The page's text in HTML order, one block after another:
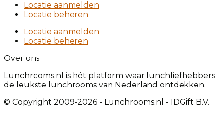
Locatie aanmelden
Locatie beheren
Locatie aanmelden
Locatie beheren
Over ons
Lunchrooms.nl is hét platform waar lunchliefhebbers
de leukste lunchrooms van Nederland ontdekken.
© Copyright 2009-2026 - Lunchrooms.nl - IDGift B.V.